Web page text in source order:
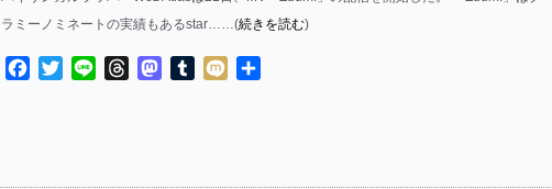
ラミーノミネートの実績もあるstar……(続きを読む)
Facebook
TwitterLine ThreadsMastodon
TumblrMixi